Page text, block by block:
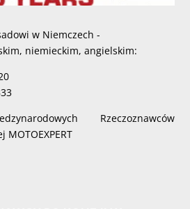
w Niemczech -
niemieckim, angielskim:
Rzeczoznawców